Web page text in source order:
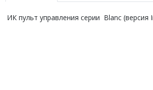
ИК пульт управления серии Blanc (версия